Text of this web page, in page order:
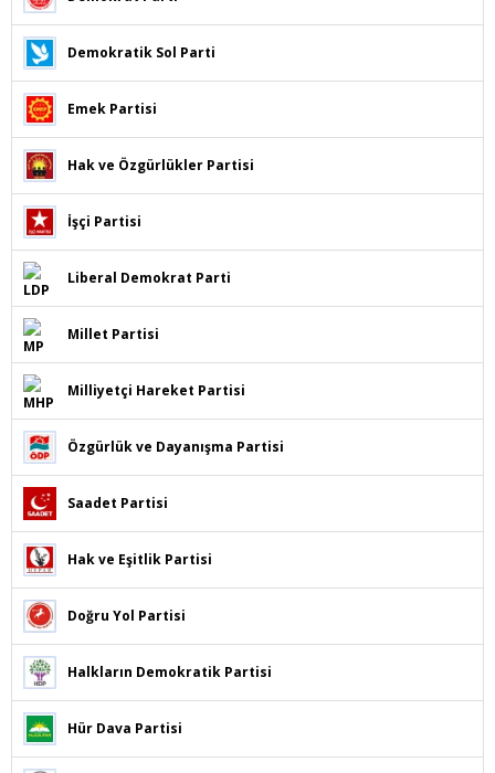
Demokratik Sol Parti
Emek Partisi
Hak ve Özgürlükler Partisi
İşçi Partisi
Liberal Demokrat Parti
Millet Partisi
Milliyetçi Hareket Partisi
Özgürlük ve Dayanışma Partisi
Saadet Partisi
Hak ve Eşitlik Partisi
Doğru Yol Partisi
Halkların Demokratik Partisi
Hür Dava Partisi